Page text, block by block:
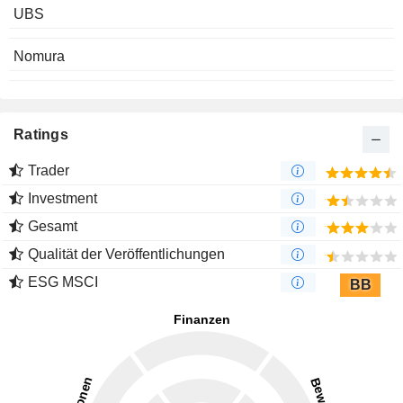
UBS
Nomura
Ratings
Trader
Investment
Gesamt
Qualität der Veröffentlichungen
ESG MSCI
BB